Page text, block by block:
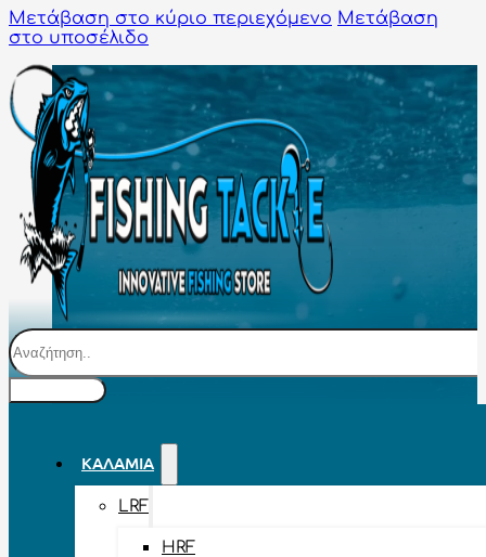
Μετάβαση στο κύριο περιεχόμενο Μετάβαση
στο υποσέλιδο
Αναζήτηση
ΚΑΛΆΜΙΑ
LRF
HRF